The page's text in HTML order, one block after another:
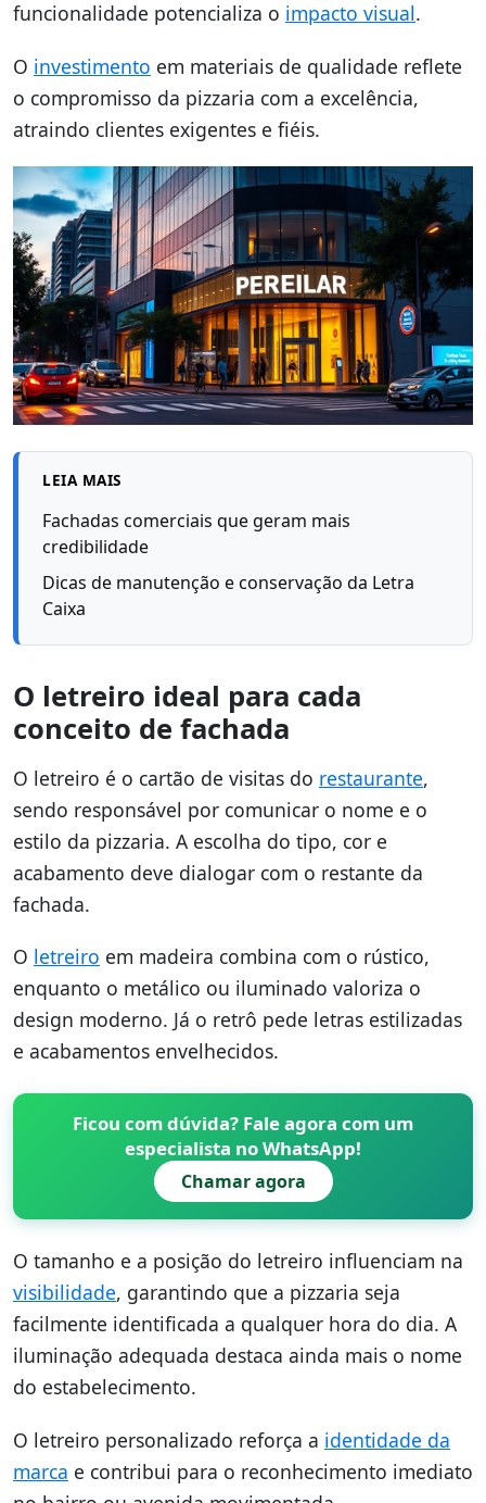
funcionalidade potencializa o impacto visual.
O investimento em materiais de qualidade reflete
o compromisso da pizzaria com a excelência,
atraindo clientes exigentes e fiéis.
LEIA MAIS
Fachadas comerciais que geram mais
credibilidade
Dicas de manutenção e conservação da Letra
Caixa
O letreiro ideal para cada
conceito de fachada
O letreiro é o cartão de visitas do restaurante,
sendo responsável por comunicar o nome e o
estilo da pizzaria. A escolha do tipo, cor e
acabamento deve dialogar com o restante da
fachada.
O letreiro em madeira combina com o rústico,
enquanto o metálico ou iluminado valoriza o
design moderno. Já o retrô pede letras estilizadas
e acabamentos envelhecidos.
Ficou com dúvida? Fale agora com um
especialista no WhatsApp!
Chamar agora
O tamanho e a posição do letreiro influenciam na
visibilidade, garantindo que a pizzaria seja
facilmente identificada a qualquer hora do dia. A
iluminação adequada destaca ainda mais o nome
do estabelecimento.
O letreiro personalizado reforça a identidade da
marca e contribui para o reconhecimento imediato